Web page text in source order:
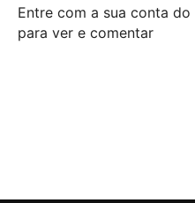
Entre com a sua conta do
para ver e comentar